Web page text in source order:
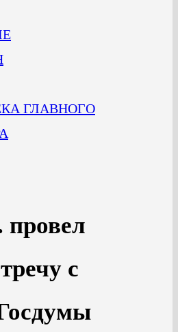
ГЛАВНОГО
с